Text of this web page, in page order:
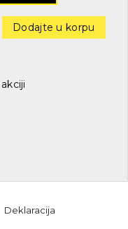
Dodajte u korpu
Deklaracija